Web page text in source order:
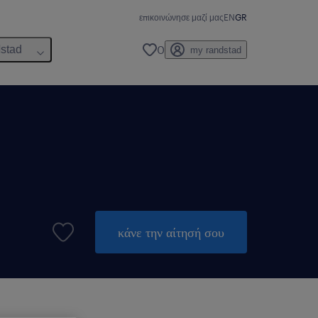
επικοινώνησε μαζί μαςENGR
0 my randstad
κάνε την αίτησή σου